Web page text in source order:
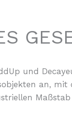
und
an,